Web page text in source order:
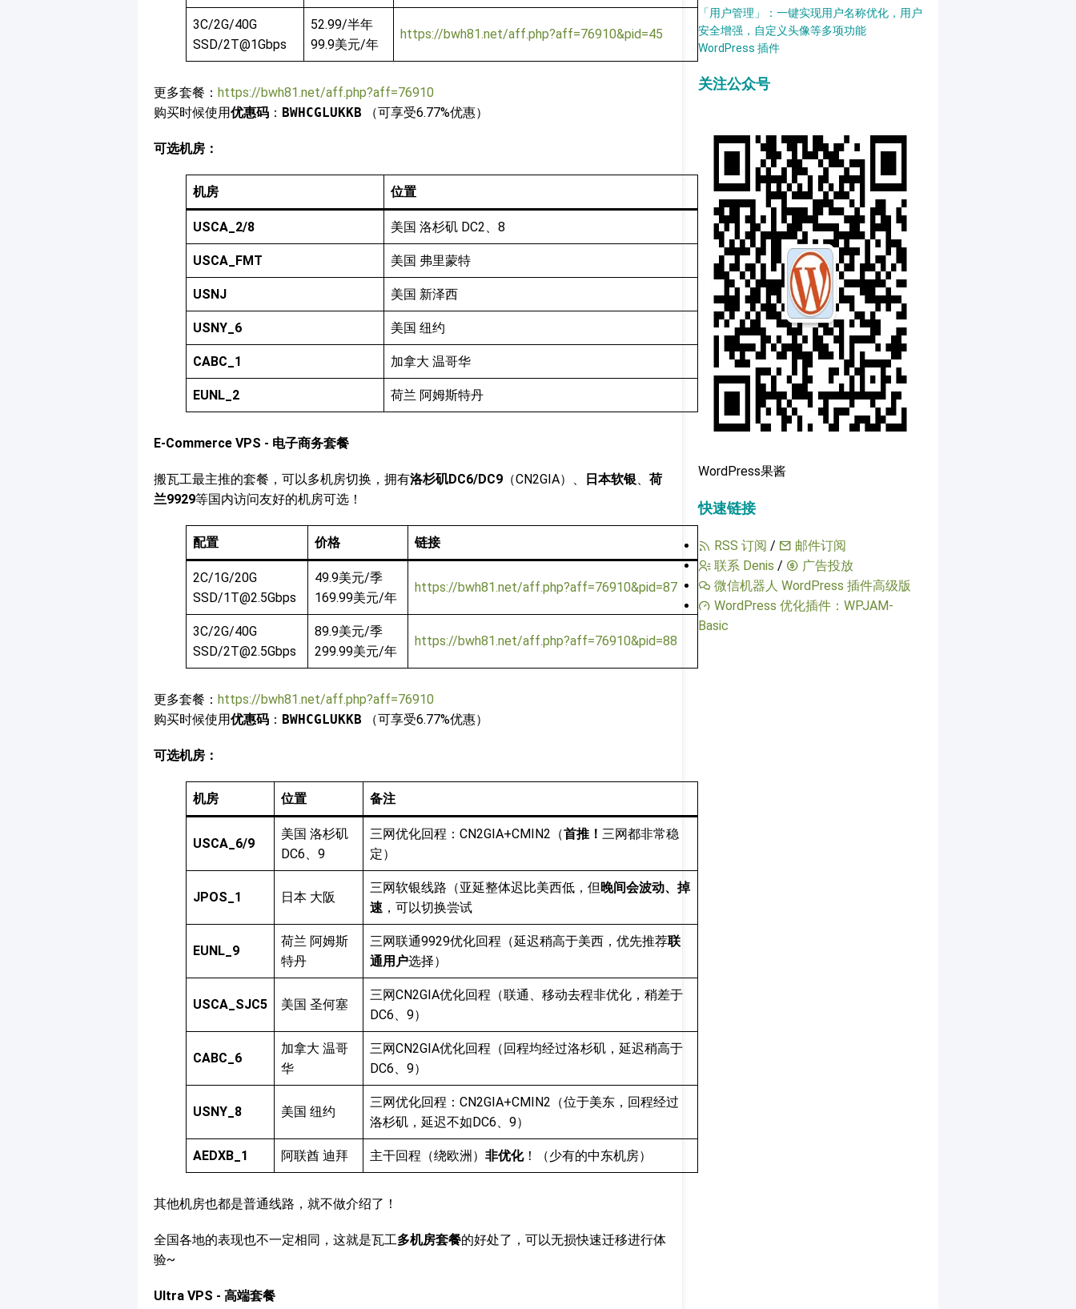
3C/2G/40G
SSD/2T@1Gbps
52.99/半年
99.9美元/年
https://bwh81.net/aff.php?aff=76910&pid=45
更多套餐： https://bwh81.net/aff.php?aff=76910
购买时候使用优惠码 ： BWHCGLUKKB （可享受6.77%优惠）
可选机房：
机房 位置
USCA_2/8 美国 洛杉矶 DC2、8
USCA_FMT 美国 弗里蒙特
USNJ 美国 新泽西
USNY_6 美国 纽约
CABC_1 加拿大 温哥华
EUNL_2 荷兰 阿姆斯特丹
E-Commerce VPS - 电子商务套餐
搬瓦工最主推的套餐，可以多机房切换，拥有洛杉矶DC6/DC9 （CN2GIA）、 日本软银、 荷
兰9929等国内访问友好的机房可选！
配置 价格 链接
2C/1G/20G
SSD/1T@2.5Gbps
49.9美元/季
169.99美元/年
https://bwh81.net/aff.php?aff=76910&pid=87
3C/2G/40G
SSD/2T@2.5Gbps
89.9美元/季
299.99美元/年
https://bwh81.net/aff.php?aff=76910&pid=88
更多套餐： https://bwh81.net/aff.php?aff=76910
购买时候使用优惠码 ： BWHCGLUKKB （可享受6.77%优惠）
可选机房：
机房 位置 备注
USCA_6/9
美国 洛杉矶
DC6、9
三网优化回程：CN2GIA+CMIN2（首推！ 三网都非常稳
定）
JPOS_1 日本 大阪
三网软银线路（亚延整体迟比美西低，但晚间会波动、掉
速 ，可以切换尝试
EUNL_9
荷兰 阿姆斯
特丹
三网联通9929优化回程（延迟稍高于美西，优先推荐联
通用户选择）
USCA_SJC5 美国 圣何塞
三网CN2GIA优化回程（联通、移动去程非优化，稍差于
DC6、9）
CABC_6
加拿大 温哥
华
三网CN2GIA优化回程（回程均经过洛杉矶，延迟稍高于
DC6、9）
USNY_8 美国 纽约
三网优化回程：CN2GIA+CMIN2（位于美东，回程经过
洛杉矶，延迟不如DC6、9）
AEDXB_1 阿联酋 迪拜 主干回程（绕欧洲） 非优化！（少有的中东机房）
其他机房也都是普通线路，就不做介绍了！
全国各地的表现也不一定相同，这就是瓦工多机房套餐的好处了，可以无损快速迁移进行体
验~
Ultra VPS - 高端套餐
「用户管理」：一键实现用户名称优化，用户
安全增强，自定义头像等多项功能
WordPress 插件
关注公众号
WordPress果酱
快速链接
RSS 订阅 /
邮件订阅
联系 Denis /
广告投放
微信机器人 WordPress 插件高级版
WordPress 优化插件：WPJAM-
Basic